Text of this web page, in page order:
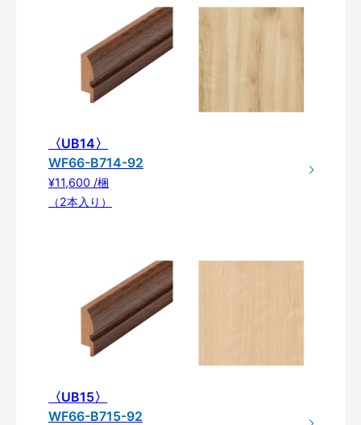
〈UB14〉
WF66-B714-92
¥11,600 /梱
（2本入り）
〈UB15〉
WF66-B715-92